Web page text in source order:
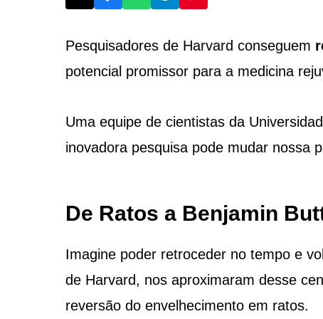
Pesquisadores de Harvard conseguem
potencial promissor para a medicina
Uma equipe de cientistas da
inovadora pesquisa pode mudar nossa
De Ratos a Benjamin
Imagine poder retroceder no tempo e
de Harvard, nos aproximaram desse
reversão do envelhecimento em ratos.